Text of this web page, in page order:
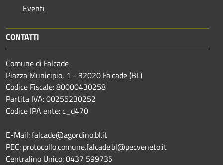
Eventi
CONTATTI
Comune di Falcade
Piazza Municipio, 1 - 32020 Falcade (BL)
Codice Fiscale: 80000430258
Partita IVA: 00255230252
Codice IPA ente: c_d470
E-Mail: falcade@agordino.bl.it
PEC: protocollo.comune.falcade.bl@pecveneto.it
Centralino Unico: 0437 599735